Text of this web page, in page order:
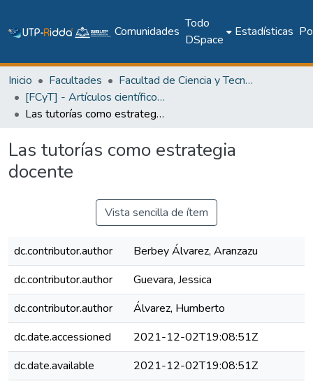
Comunidades
Todo
DSpace
Estadísticas
Inicio Facultades
Facultad de Ciencia y Tecnología
[FCyT] - Artículos científicos y académicos
Las tutorías como estrategia docente
Las tutorías como estrategia
docente
Vista sencilla de ítem
dc.contributor.author
Berbey Álvarez, Aranzazu
dc.contributor.author
Guevara, Jessica
dc.contributor.author
Álvarez, Humberto
dc.date.accessioned
2021-12-02T19:08:51Z
dc.date.available
2021-12-02T19:08:51Z